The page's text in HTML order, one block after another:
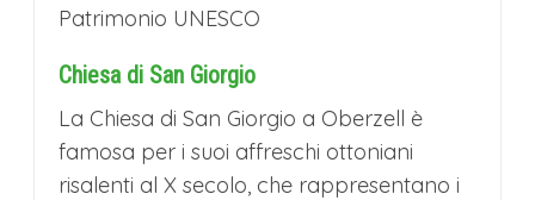
150 chalet in legno ospitano artigiani locali
che espongono creazioni uniche: dalle
tessuti tradizionali alle delicate decorazioni
in vetro. L’aria profuma di Kletzenbrot, il
Patrimonio UNESCO
Chiesa di San Giorgio
La Chiesa di San Giorgio a Oberzell è
famosa per i suoi affreschi ottoniani
risalenti al X secolo, che rappresentano i